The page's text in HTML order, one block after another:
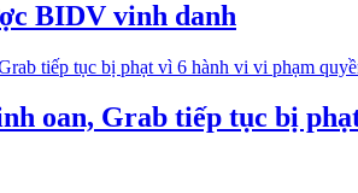
BIDV vinh danh
oan, Grab tiếp tục bị